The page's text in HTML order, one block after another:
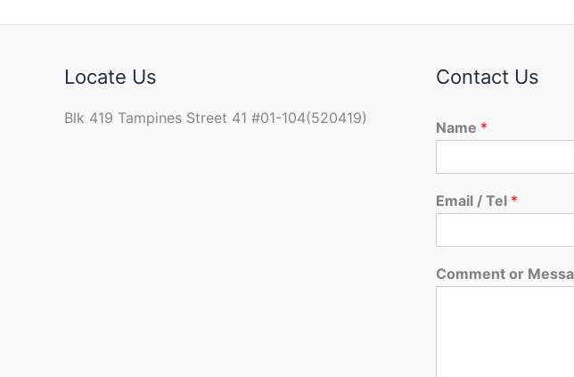
Locate Us
Blk 419 Tampines Street 41 #01-104(520419)
Contact Us
Name *
Email / Tel *
Comment or